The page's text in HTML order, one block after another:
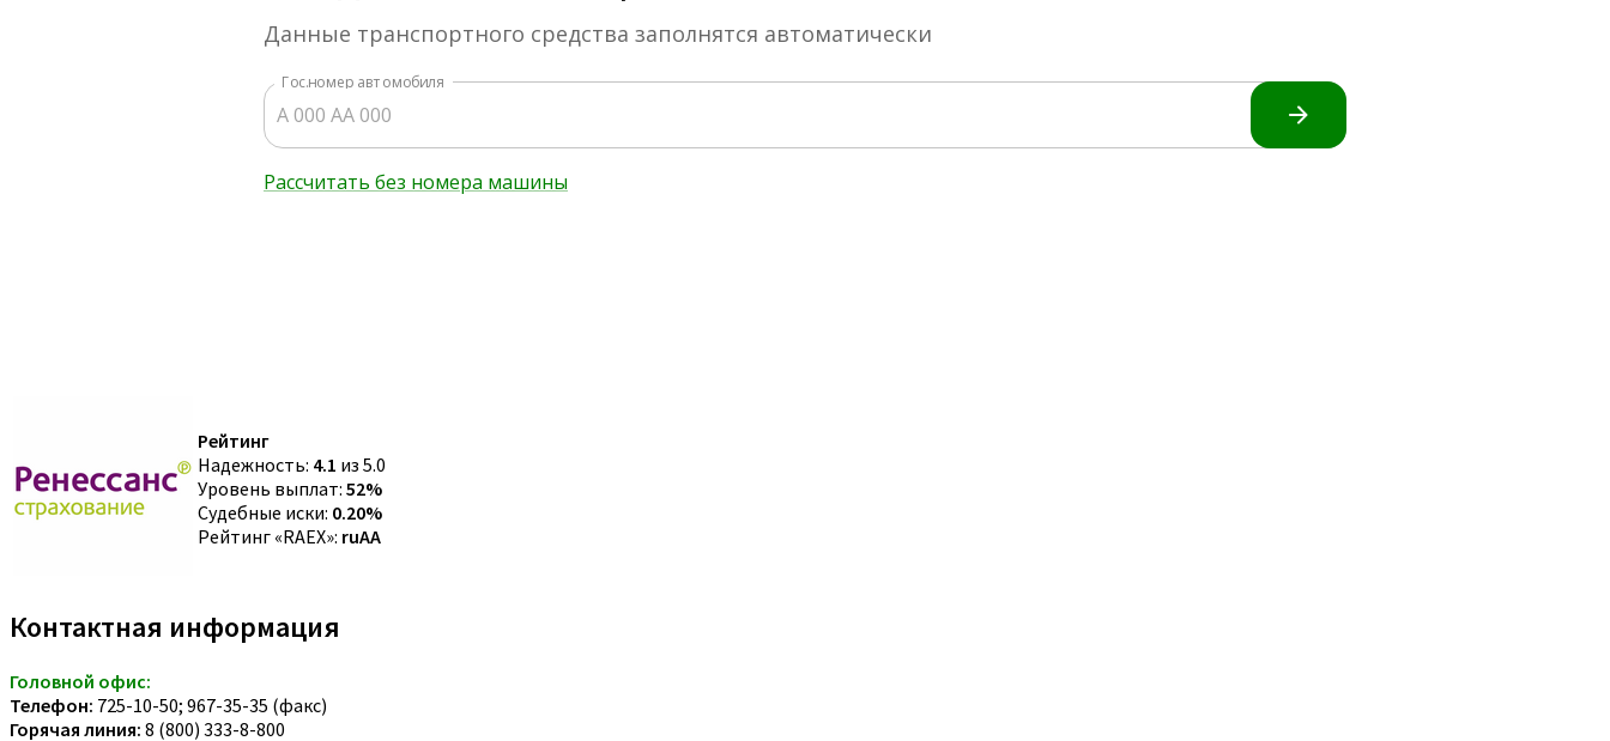
Рейтинг
Надежность: 4.1 из 5.0
Уровень выплат: 52%
Судебные иски: 0.20%
Рейтинг «RAEX»: ruAA
Контактная информация
Головной офис:
Телефон: 725-10-50; 967-35-35 (факс)
Горячая линия: 8 (800) 333-8-800